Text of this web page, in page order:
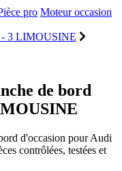
pro Moteur occasion
3 LIMOUSINE
de bord
d'occasion pour Audi
contrôlées, testées et